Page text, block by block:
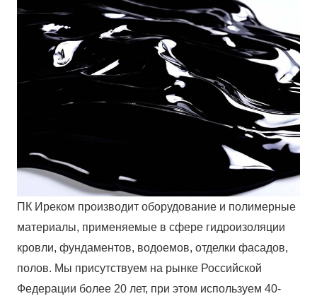
ПК Иреком производит оборудование и полимерные
материалы, применяемые в сфере гидроизоляции
кровли, фундаментов, водоемов, отделки фасадов,
полов. Мы присутствуем на рынке Российской
Федерации более 20 лет, при этом используем 40-